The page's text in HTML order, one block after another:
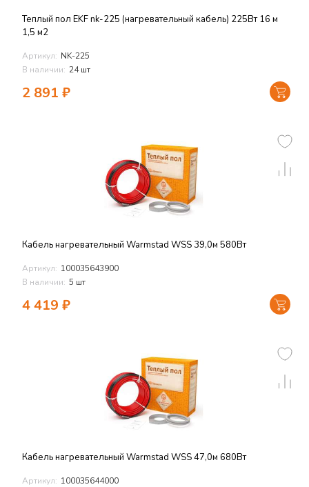
Теплый пол EKF nk-225 (нагревательный кабель) 225Вт 16 м
1,5 м2
Артикул: NK-225
В наличии: 24 шт
2 891 ₽
Кабель нагревательный Warmstad WSS 39,0м 580Вт
Артикул: 100035643900
В наличии: 5 шт
4 419 ₽
Кабель нагревательный Warmstad WSS 47,0м 680Вт
Артикул: 100035644000